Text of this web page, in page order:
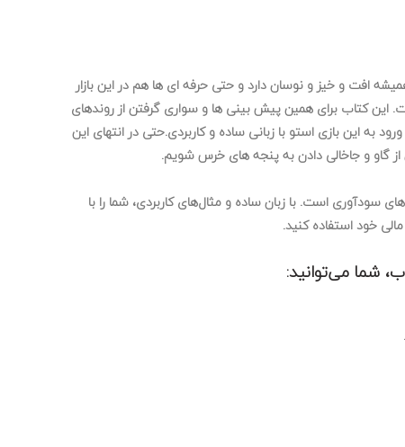
افت و خیز و نوسان دارد و حتی حرفه ای ها هم در این بازار
این کتاب برای همین پیش بینی ها و سواری گرفتن از روندهای
به این بازی استو با زبانی ساده و کاربردی.حتی در انتهای این
گاو و جاخالی دادن به پنجه های خرس شویم.
سودآوری است. با زبان ساده و مثال‌های کاربردی، شما را با
خود استفاده کنید.
شما می‌توانید: